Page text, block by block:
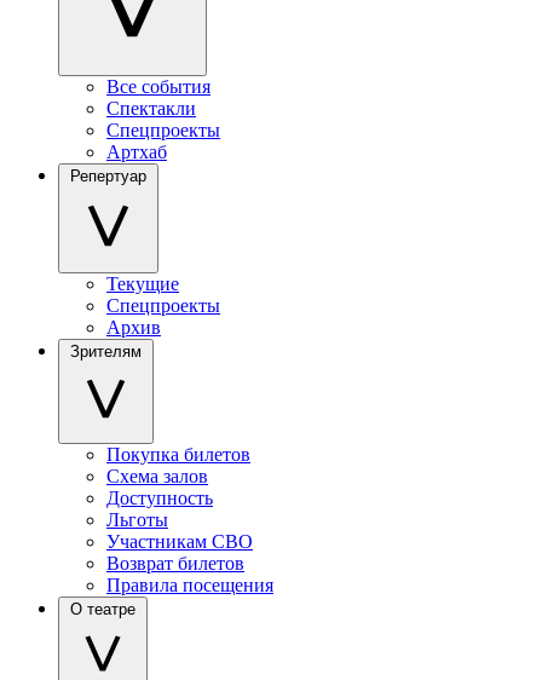
Все события
Спектакли
Спецпроекты
Артхаб
Репертуар
Текущие
Спецпроекты
Архив
Зрителям
Покупка билетов
Схема залов
Доступность
Льготы
Участникам СВО
Возврат билетов
Правила посещения
О театре